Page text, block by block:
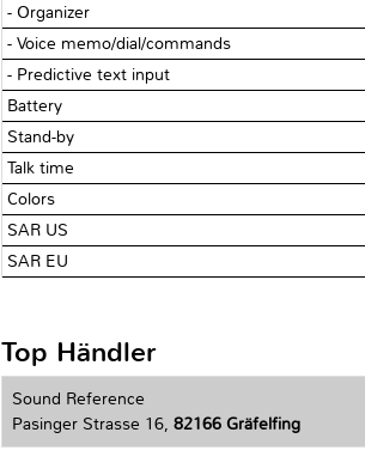
- Organizer
- Voice memo/dial/commands
- Predictive text input
Battery
Stand-by
Talk time
Colors
SAR US
SAR EU
Top Händler
Sound Reference
Pasinger Strasse 16, 82166 Gräfelfing